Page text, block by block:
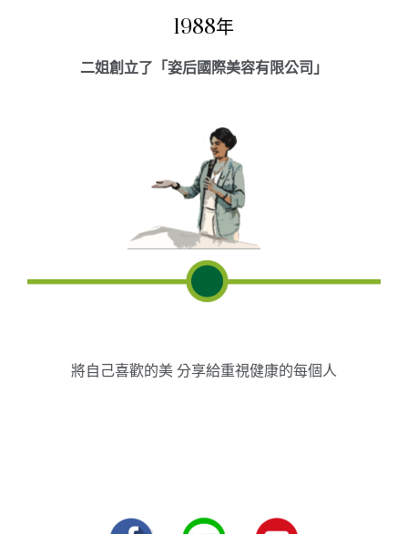
1988年
二姐創立了「姿后國際美容有限公司」
將自己喜歡的美 分享給重視健康的每個人